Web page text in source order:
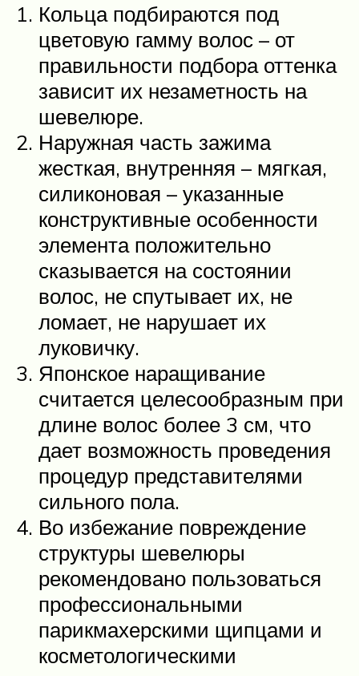
Кольца подбираются под
цветовую гамму волос – от
правильности подбора оттенка
зависит их незаметность на
шевелюре.
Наружная часть зажима
жесткая, внутренняя – мягкая,
силиконовая – указанные
конструктивные особенности
элемента положительно
сказывается на состоянии
волос, не спутывает их, не
ломает, не нарушает их
луковичку.
Японское наращивание
считается целесообразным при
длине волос более 3 см, что
дает возможность проведения
процедур представителями
сильного пола.
Во избежание повреждение
структуры шевелюры
рекомендовано пользоваться
профессиональными
парикмахерскими щипцами и
косметологическими